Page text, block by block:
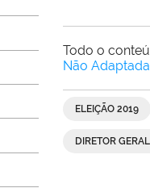
Todo o
Não Adaptada
ELEIÇÃO 2019
DIRETOR GERAL